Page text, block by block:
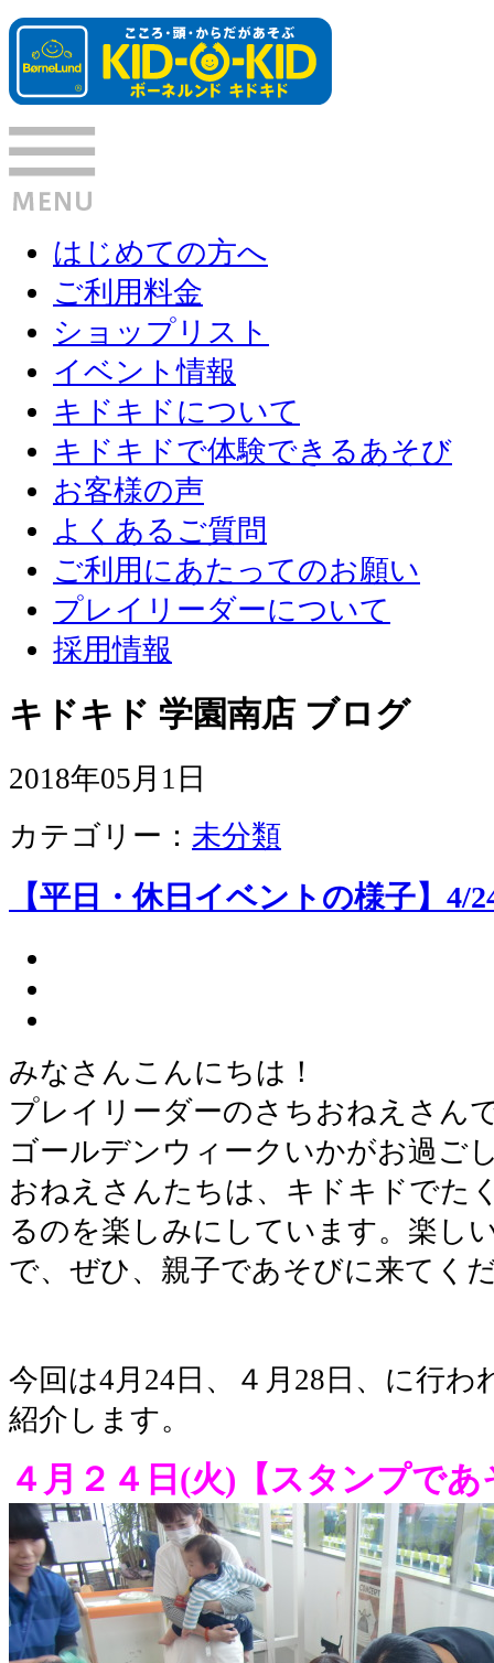
はじめての方へ
ご利用料金
ショップリスト
イベント情報
キドキドについて
キドキドで体験できるあそび
お客様の声
よくあるご質問
ご利用にあたってのお願い
プレイリーダーについて
採用情報
キドキド 学園南店 ブログ
2018年05月1日
カテゴリー： 未分類
【平日・休日イベントの様子】4/
みなさんこんにちは！
プレイリーダーのさちおねえさん
ゴールデンウィークいかがお過ご
おねえさんたちは、キドキドでた
るのを楽しみにしています。楽し
で、ぜひ、親子であそびに来てく
今回は4月24日、４月28日、に行
紹介します。
４月２４日(火)【スタンプで